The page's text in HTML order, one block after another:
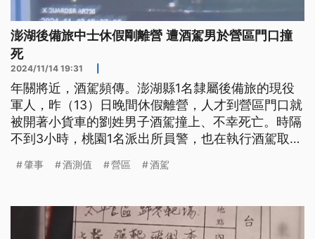
澎湖後備旅中士休假剛離營 遭酒駕男於營區門口撞
死
2024/11/14 19:31
年關將近，酒駕頻傳。澎湖縣1名隸屬後備旅的現役
軍人，昨（13）日晚間休假離營，人才到營區門口就
被開著小貨車的劉姓男子酒駕撞上、不幸死亡。時隔
不到3小時，桃園1名派出所員警，也在執行酒駕取締
及扭傷。
肇事 酒測值 營區 酒駕